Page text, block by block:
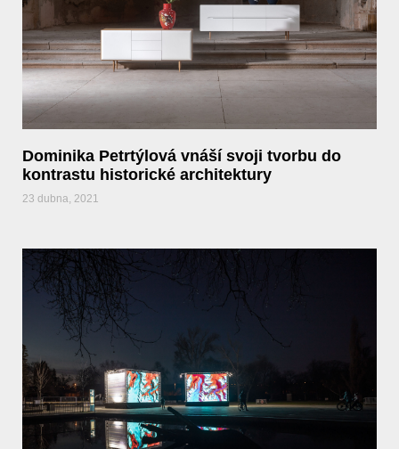
Dominika Petrtýlová vnáší svoji tvorbu do
kontrastu historické architektury
23 dubna, 2021